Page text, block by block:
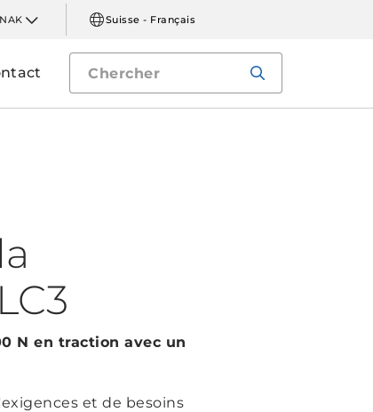
Suisse - Français
N en traction avec un
et de besoins